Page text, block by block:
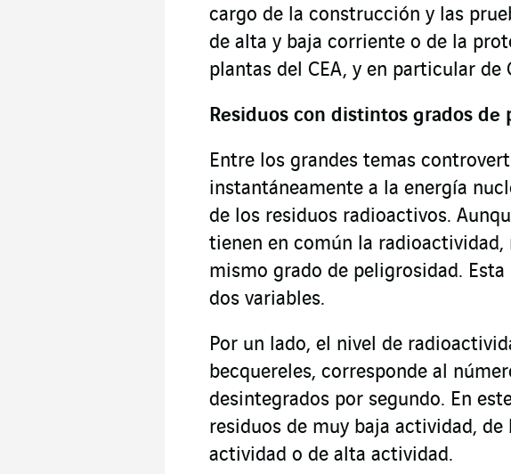
cargo de la construcción y las
de alta y baja corriente o de la
plantas del CEA, y en particular de
Residuos con distintos grados de
Entre los grandes temas
instantáneamente a la energía
de los residuos radioactivos.
tienen en común la radioactividad,
mismo grado de peligrosidad.
dos variables.
Por un lado, el nivel de
becquereles, corresponde al
desintegrados por segundo. En
residuos de muy baja actividad,
actividad o de alta actividad.